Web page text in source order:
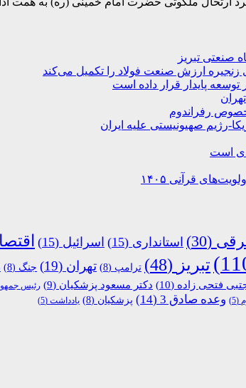
صنعتی تبریز
زنجیره ارزش صنعت فولاد را تکمیل می‌کند
خصوص رفراندوم
رژیم صهیونیستی علیه ایران
است
قرآنی ۱۴۰۵
(30) استانداری (15) اسرائیل (15)
تبریز (48) ترامپ (8) تهران (19) جنگ (8)
فتحی زاده (10) دکتر مسعود پزشکیان (9) رئیس
(5) وعده صادق 3 (14) پزشکیان (8) یادداشت (5)